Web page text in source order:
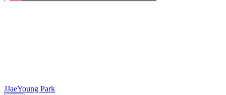
JJaeYoung Park